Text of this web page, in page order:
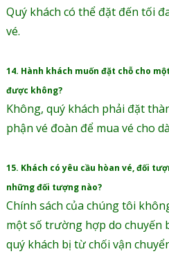
Quý khách có thể đặt đến tối
vé.
14. Hành khách muốn đặt chỗ cho
được không?
Không, quý khách phải đặt
phận vé đoàn để mua vé cho
15. Khách có yêu cầu hòan vé, đối
những đối tượng nào?
Chính sách của chúng tôi
một số trường hợp do chuyến
quý khách bị từ chối vận